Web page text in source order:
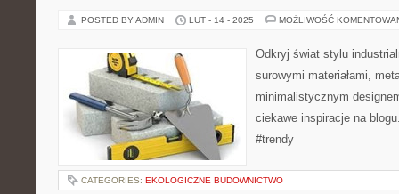
POSTED BY ADMIN LUT - 14 - 2025 MOŻLIWOŚĆ
Odkryj świat stylu
surowymi materiałami,
minimalistycznym
ciekawe inspiracje na
#trendy
CATEGORIES: EKOLOGICZNE BUDOWNICTWO